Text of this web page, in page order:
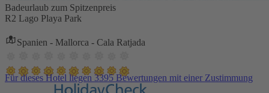
Badeurlaub zum Spitzenpreis
R2 Lago Playa Park
Spanien - Mallorca - Cala Ratjada
Für dieses Hotel liegen 3395 Bewertungen mit einer Zustimmung